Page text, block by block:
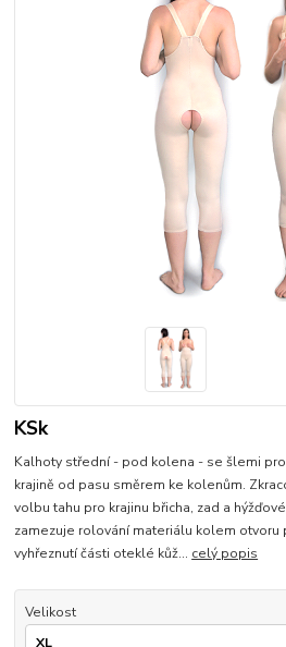
KSk
Kalhoty střední - pod kolena - se šlemi
krajině od pasu směrem ke kolenům.
volbu tahu pro krajinu břicha, zad a
zamezuje rolování materiálu kolem otvoru
vyhřeznutí části oteklé kůž... celý popis
Velikost